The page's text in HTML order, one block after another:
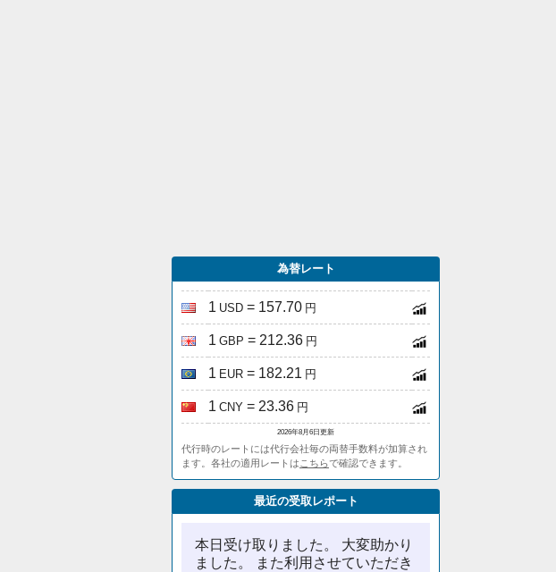
為替レート
1 USD = 157.70 円
1 GBP = 212.36 円
1 EUR = 182.21 円
1 CNY = 23.36 円
2026年8月6日更新
代行時のレートには代行会社毎の両替手数料が加算され
ます。各社の適用レートは こちらで確認できます。
最近の受取レポート
本日受け取りました。 大変助かり
ました。 また利用させていただき